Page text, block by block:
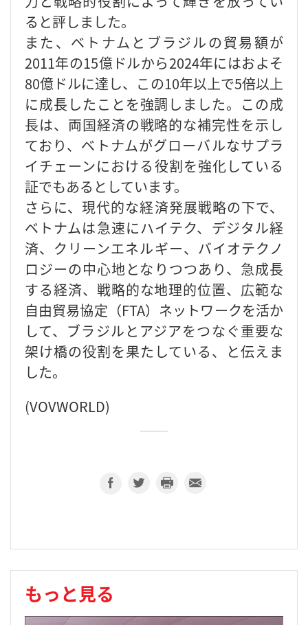
ると評しました。
また、ベトナムとブラジルの貿易額が
2011年の15億ドルから2024年にはおよそ
80億ドルに達し、この10年以上で5倍以上
に成長したことを強調しました。この成
長は、両国経済の戦略的な補完性を示し
ており、ベトナムがグローバルなサプラ
イチェーンにおける役割を強化している
証でもあるとしています。
さらに、現代的な経済発展戦略の下で、
ベトナムは急速にハイテク、デジタル経
済、クリーンエネルギー、バイオテクノ
ロジーの中心地となりつつあり、急成長
する経済、戦略的な地理的位置、広範な
自由貿易協定（FTA）ネットワークを活か
して、ブラジルとアジアをつなぐ重要な
架け橋の役割を果たしている、と伝えま
した。
(VOVWORLD)
もっと見る